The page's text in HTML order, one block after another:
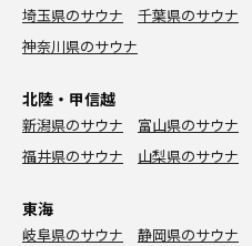
埼玉県のサウナ
千葉県のサウナ
神奈川県のサウナ
北陸・甲信越
新潟県のサウナ 富山県のサウナ
福井県のサウナ
山梨県のサウナ
東海
岐阜県のサウナ 静岡県のサウナ